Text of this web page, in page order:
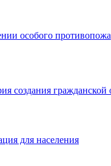
особого
создания
для населения